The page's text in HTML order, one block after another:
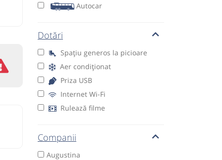
Autocar
Dotări
Spațiu generos la picioare
Aer condiționat
Priza USB
Internet Wi-Fi
Rulează filme
Companii
Augustina